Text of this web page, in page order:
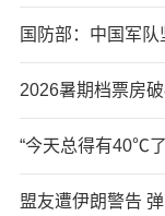
国防部：中国军
2026暑期档票房
“今天总得有40℃
盟友遭伊朗警告